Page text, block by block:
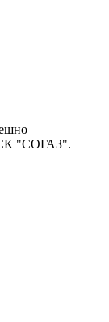
СК "СОГАЗ".